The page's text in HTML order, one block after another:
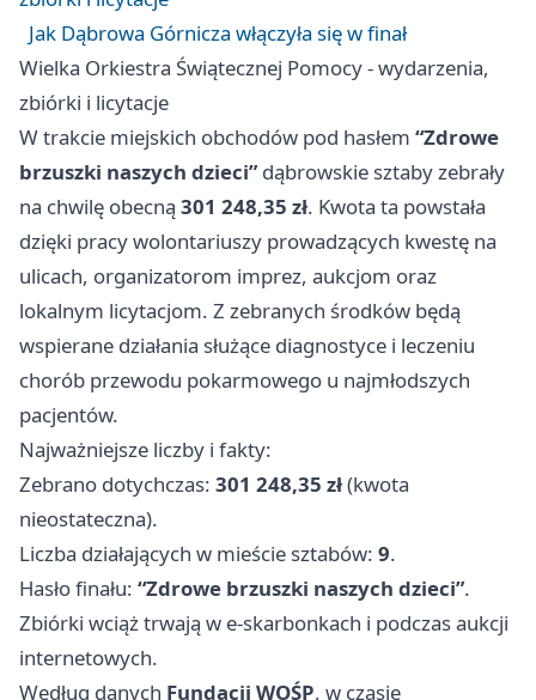
Jak Dąbrowa Górnicza włączyła się w finał
Wielka Orkiestra Świątecznej Pomocy - wydarzenia,
zbiórki i licytacje
W trakcie miejskich obchodów pod hasłem “Zdrowe
brzuszki naszych dzieci”dąbrowskie sztaby zebrały
na chwilę obecną 301 248,35 zł. Kwota ta powstała
dzięki pracy wolontariuszy prowadzących kwestę na
ulicach, organizatorom imprez, aukcjom oraz
lokalnym licytacjom. Z zebranych środków będą
wspierane działania służące diagnostyce i leczeniu
chorób przewodu pokarmowego u najmłodszych
pacjentów.
Najważniejsze liczby i fakty:
Zebrano dotychczas: 301 248,35 zł(kwota
nieostateczna).
Liczba działających w mieście sztabów: 9.
Hasło finału: “Zdrowe brzuszki naszych dzieci”.
Zbiórki wciąż trwają w e-skarbonkach i podczas aukcji
internetowych.
Według danych Fundacji WOŚP, w czasie